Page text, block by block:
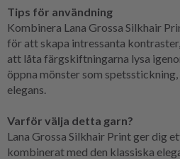
Tips för användning
Kombinera Lana Grossa Silkhair
för att skapa intressanta
att låta färgskiftningarna lysa
öppna mönster som
elegans.
Varför välja detta garn?
Lana Grossa Silkhair Print ger dig
kombinerat med den klassiska